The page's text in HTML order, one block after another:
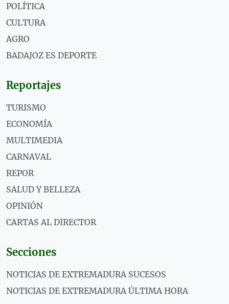
POLÍTICA
CULTURA
AGRO
BADAJOZ ES DEPORTE
Reportajes
TURISMO
ECONOMÍA
MULTIMEDIA
CARNAVAL
REPOR
SALUD Y BELLEZA
OPINIÓN
CARTAS AL DIRECTOR
Secciones
NOTICIAS DE EXTREMADURA SUCESOS
NOTICIAS DE EXTREMADURA ÚLTIMA HORA